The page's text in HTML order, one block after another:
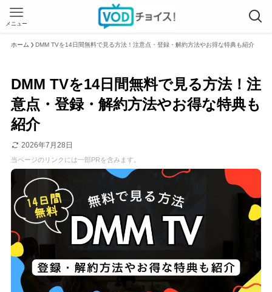
メニュー
ホーム DMM TVを14日間無料で見る方法！注意点・登録・解約方法やお得な特典も紹介
DMM TVを14日間無料で見る方法！注
意点・登録・解約方法やお得な特典も
紹介
2026年7月28日
当ページのリンクには一部PRを含みます。